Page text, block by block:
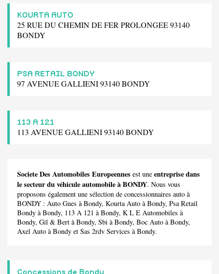
KOURTA AUTO
25 RUE DU CHEMIN DE FER PROLONGEE 93140
BONDY
PSA RETAIL BONDY
97 AVENUE GALLIENI 93140 BONDY
113 A 121
113 AVENUE GALLIENI 93140 BONDY
Societe Des Automobiles Europeennes est une entreprise dans
le secteur du véhicule automobile à BONDY. Nous vous
proposons également une sélection de concessionnaires auto à
BONDY : Auto Gues à Bondy, Kourta Auto à Bondy, Psa Retail
Bondy à Bondy, 113 A 121 à Bondy, K L E Automobiles à
Bondy, Gil & Bert à Bondy, Sbi à Bondy, Boc Auto à Bondy,
Axel Auto à Bondy et Sas 2rdv Services à Bondy.
Concessions de Bondy